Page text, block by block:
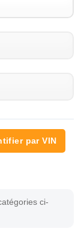
par VIN
ci-